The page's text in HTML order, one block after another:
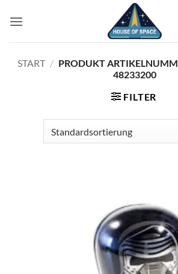
Inhalt
START / PRODUKT
48233200
FILTER